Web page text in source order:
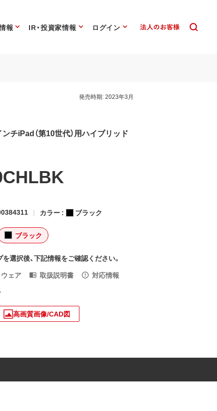
報 IR・投資家情報 ログイン
発売時期:2023年3月
チiPad（第10世代）用ハイブリッド
カラー : ブラック
ブラック
選択後、下記情報をご確認ください。
ェア
取扱説明書
対応情報
高画質画像/CAD図